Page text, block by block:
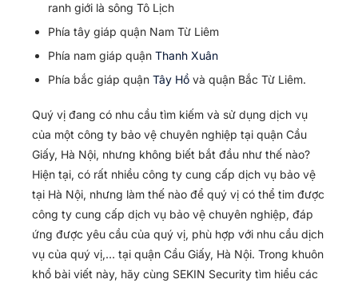
ranh giới là sông Tô Lịch
Phía tây giáp quận Nam Từ Liêm
Phía nam giáp quận Thanh Xuân
Phía bắc giáp quận Tây Hồ và quận Bắc Từ Liêm.
Quý vị đang có nhu cầu tìm kiếm và sử dụng dịch vụ
của một công ty bảo vệ chuyên nghiệp tại quận Cầu
Giấy, Hà Nội, nhưng không biết bắt đầu như thế nào?
Hiện tại, có rất nhiều công ty cung cấp dịch vụ bảo vệ
tại Hà Nội, nhưng làm thế nào để quý vị có thể tim được
công ty cung cấp dịch vụ bảo vệ chuyên nghiệp, đáp
ứng được yêu cầu của quý vị, phù hợp với nhu cầu dịch
vụ của quý vị,… tại quận Cầu Giấy, Hà Nội. Trong khuôn
khổ bài viết này, hãy cùng SEKIN Security tìm hiểu các